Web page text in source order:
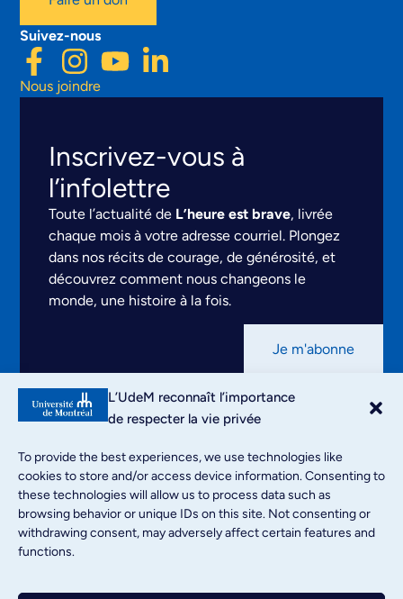
L’UdeM reconnaît l’importance
de respecter la vie privée
To provide the best experiences, we use technologies like
cookies to store and/or access device information. Consenting to
these technologies will allow us to process data such as
browsing behavior or unique IDs on this site. Not consenting or
withdrawing consent, may adversely affect certain features and
functions.
Suivez-nous
Nous joindre
Inscrivez-vous à
l’infolettre
Toute l’actualité de L’heure est brave, livrée
chaque mois à votre adresse courriel. Plongez
dans nos récits de courage, de générosité, et
découvrez comment nous changeons le
monde, une histoire à la fois.
Je m'abonne
Mentions légales
Conditions d’utilisation
Politique de confidentialité
Documents de référence